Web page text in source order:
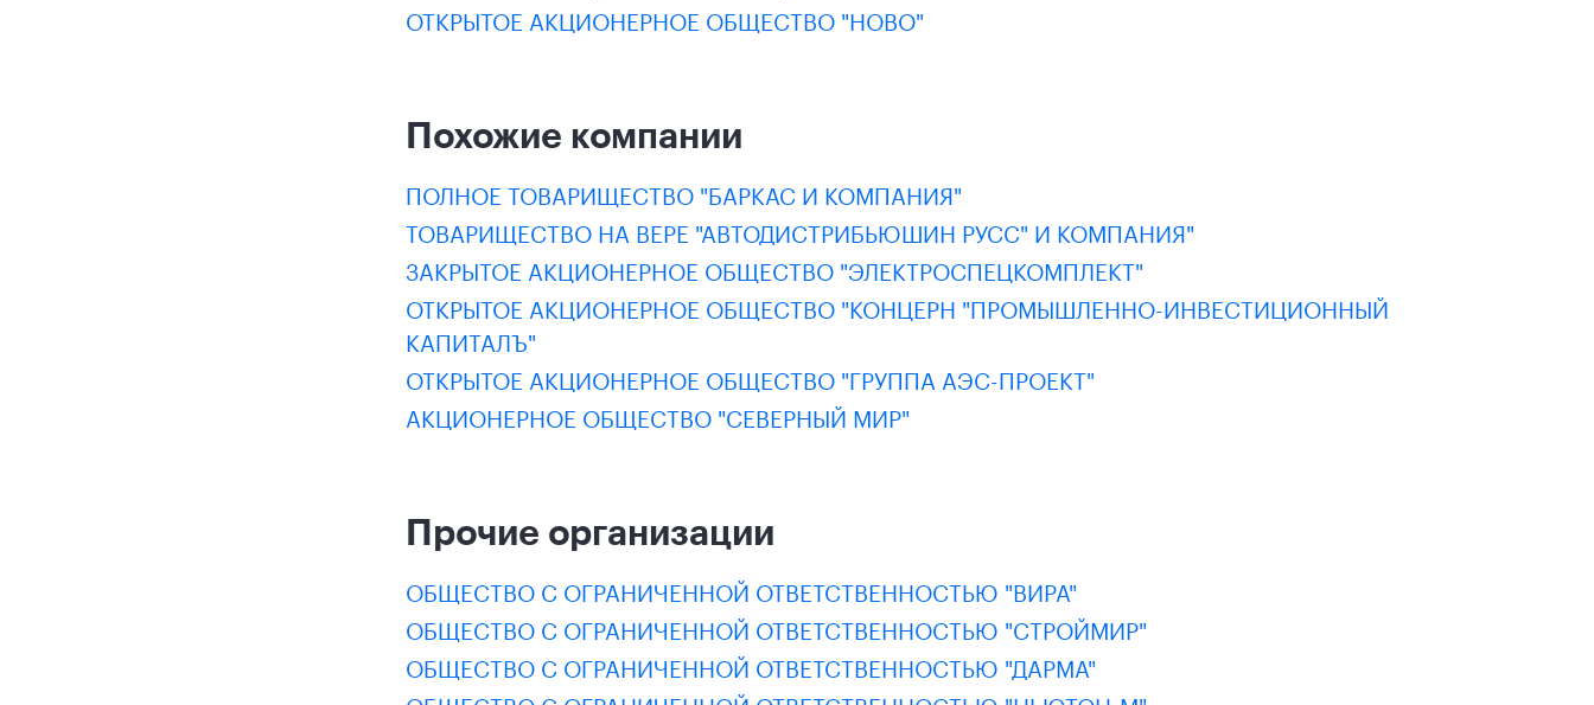
ОТКРЫТОЕ АКЦИОНЕРНОЕ ОБЩЕСТВО "НОВО"
Похожие компании
ПОЛНОЕ ТОВАРИЩЕСТВО "БАРКАС И КОМПАНИЯ"
ТОВАРИЩЕСТВО НА ВЕРЕ "АВТОДИСТРИБЬЮШИН РУСС" И КОМПАНИЯ"
ЗАКРЫТОЕ АКЦИОНЕРНОЕ ОБЩЕСТВО "ЭЛЕКТРОСПЕЦКОМПЛЕКТ"
ОТКРЫТОЕ АКЦИОНЕРНОЕ ОБЩЕСТВО "КОНЦЕРН "ПРОМЫШЛЕННО-ИНВЕСТИЦИОННЫЙ
КАПИТАЛЪ"
ОТКРЫТОЕ АКЦИОНЕРНОЕ ОБЩЕСТВО "ГРУППА АЭС-ПРОЕКТ"
АКЦИОНЕРНОЕ ОБЩЕСТВО "СЕВЕРНЫЙ МИР"
Прочие организации
ОБЩЕСТВО С ОГРАНИЧЕННОЙ ОТВЕТСТВЕННОСТЬЮ "ВИРА"
ОБЩЕСТВО С ОГРАНИЧЕННОЙ ОТВЕТСТВЕННОСТЬЮ "СТРОЙМИР"
ОБЩЕСТВО С ОГРАНИЧЕННОЙ ОТВЕТСТВЕННОСТЬЮ "ДАРМА"